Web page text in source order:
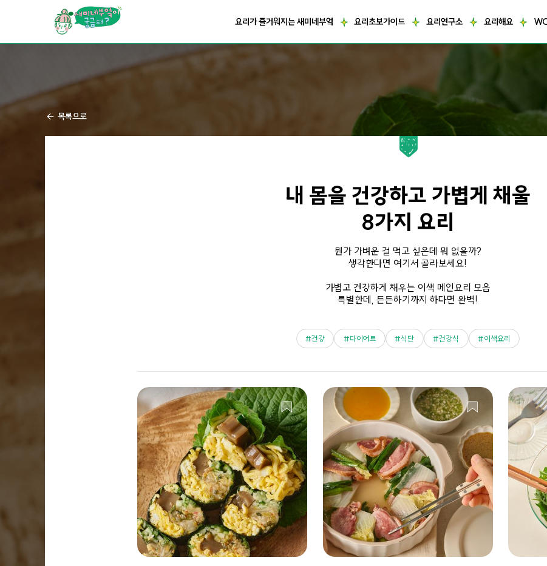
요리가 건강해지는
요리가 즐거워지는 새미네부엌 요리초보가이드 요리연구소 요리해요
목록으로
내 몸을 건강하고 가볍게 채울
8가지 요리
뭔가 가벼운 걸 먹고 싶은데 뭐 없을까?
생각한다면 여기서 골라보세요!
가볍고 건강하게 채우는 이색 메인요리 모음
특별한데, 든든하기까지 하다면 완벽!
건강 다이어트 식단 건강식 이색요리